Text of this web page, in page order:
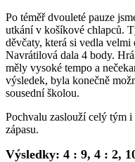
Po téměř dvouleté pauze
utkání v košíkové chlapců.
děvčaty, která si vedla
Navrátilová dala 4 body.
měly vysoké tempo a
výsledek, byla konečně
sousední školou.
Pochvalu zaslouží celý tým i
zápasu.
Výsledky: 4 : 9, 4 : 2,